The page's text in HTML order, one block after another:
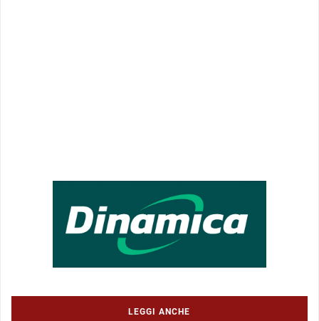
LEGGI ANCHE